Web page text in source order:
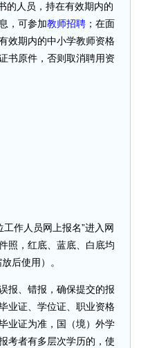
的人员，持在有效期内的
，可参加教师招聘 ；在面
效期内的中小学教师资格
书原件，否则取消聘用资
作人员网上报名”进入网
照，红底、蓝底、白底均
后使用）。
报、错报，确保提交的报
业证、学位证、职业资格
业证为准，国（境）外学
考者有多层次学历的，使